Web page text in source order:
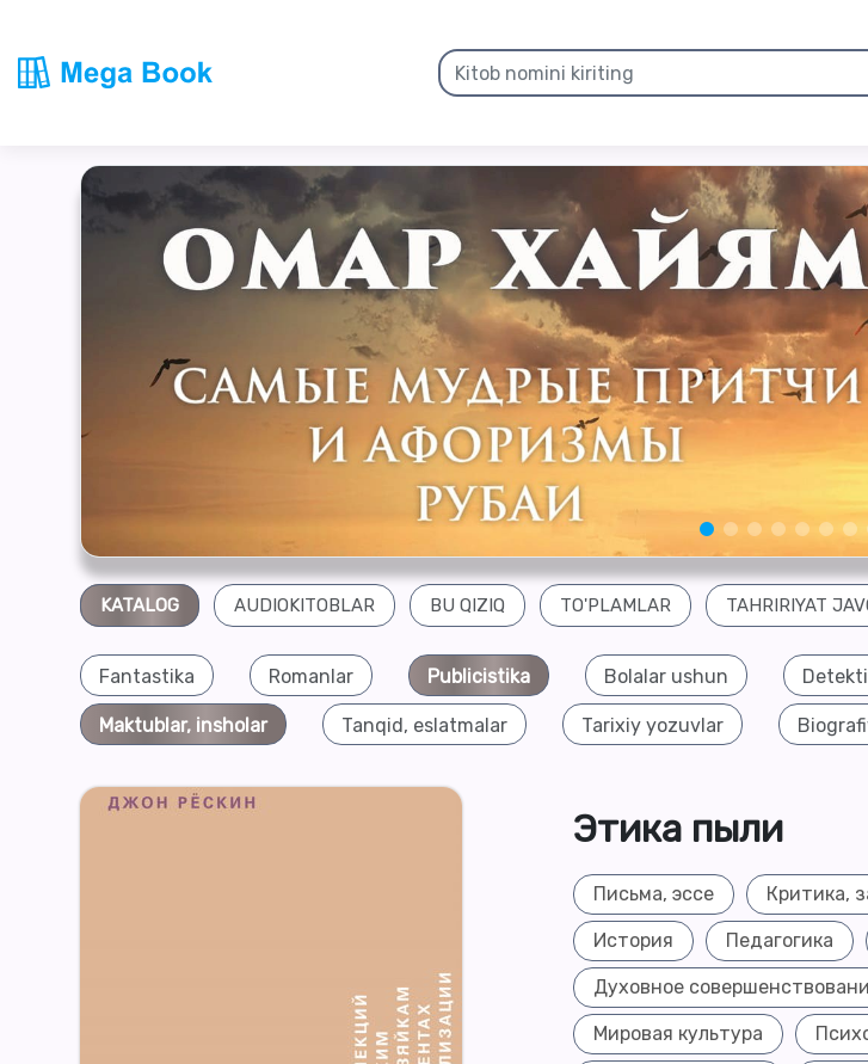
KATALOG AUDIOKITOBLAR BU QIZIQ TO'PLAMLAR TAHRIRIYAT
Fantastika Romanlar Publicistika Bolalar ushun
Maktublar, insholar Tanqid, eslatmalar Tarixiy yozuvlar
Этика пыли
Письма, эссе Критика,
История Педагогика
Духовное
Мировая культура